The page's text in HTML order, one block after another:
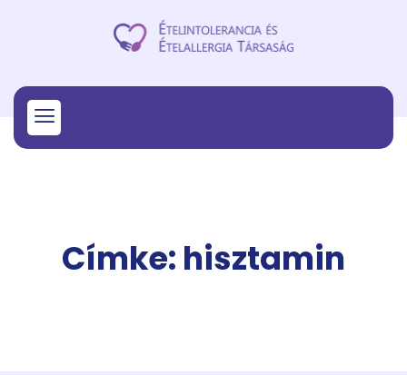
Címke: hisztamin